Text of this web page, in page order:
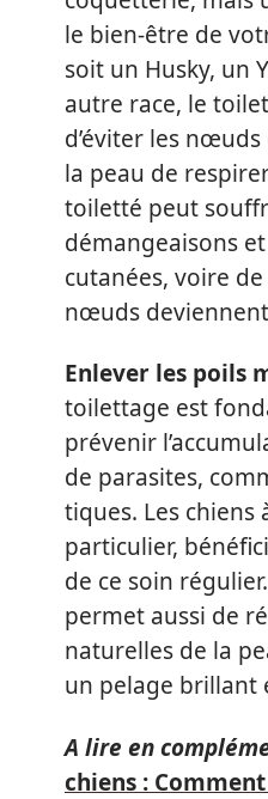
le bien-être de
soit un Husky, un
autre race, le
d’éviter les
la peau de
toiletté peut
démangeaisons
cutanées, voire
nœuds
Enlever les poils
toilettage est
prévenir
de parasites,
tiques. Les chiens
particulier,
de ce soin
permet aussi de
naturelles de la
un pelage brillant
A lire en
chiens :